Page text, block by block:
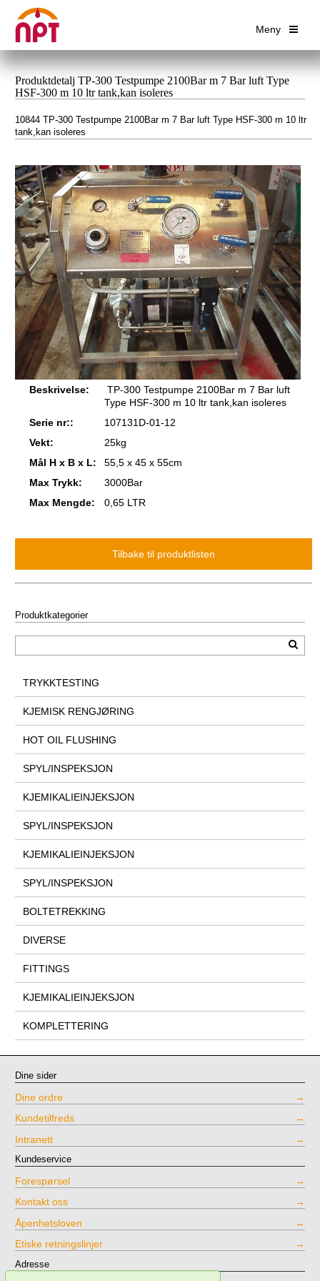
Meny
Produktdetalj TP-300 Testpumpe 2100Bar m 7 Bar luft Type
HSF-300 m 10 ltr tank,kan isoleres
10844 TP-300 Testpumpe 2100Bar m 7 Bar luft Type HSF-300 m 10 ltr
tank,kan isoleres
Beskrivelse:
TP-300 Testpumpe 2100Bar m 7 Bar luft
Type HSF-300 m 10 ltr tank,kan isoleres
Serie nr::
107131D-01-12
Vekt:
25kg
Mål H x B x L:
55,5 x 45 x 55cm
Max Trykk:
3000Bar
Max Mengde:
0,65 LTR
Produktkategorier
TRYKKTESTING
KJEMISK RENGJØRING
HOT OIL FLUSHING
SPYL/INSPEKSJON
KJEMIKALIEINJEKSJON
SPYL/INSPEKSJON
KJEMIKALIEINJEKSJON
SPYL/INSPEKSJON
BOLTETREKKING
DIVERSE
FITTINGS
KJEMIKALIEINJEKSJON
KOMPLETTERING
Dine sider
Dine ordre
Kundetilfreds
Intranett
Kundeservice
Forespørsel
Kontakt oss
Åpenhetsloven
Etiske retningslinjer
Adresse